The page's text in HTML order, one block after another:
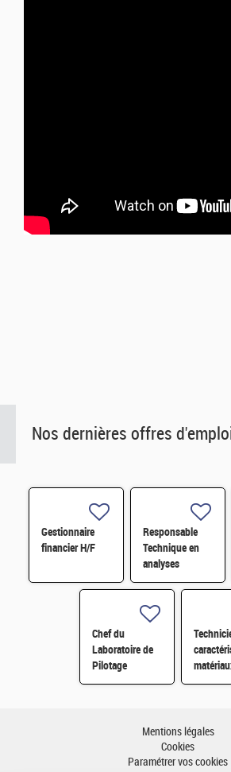
Nos dernières offres
Gestionnaire
financier H/F
Responsable
Technique en
analyses
radiologiques
Chef du
Laboratoire de
Pilotage
Intelligent des
Mentions légales
Cookies
Paramétrer vos cookies